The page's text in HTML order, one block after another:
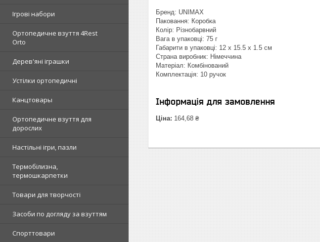
Ігрові набори
Ортопедичне взуття 4Rest
Orto
Дерев'яні іграшки
Устілки ортопедичні
Канцтовары
Ортопедичне взуття для
дорослих
Настільні ігри, пазли
Термобілизна,
термошкарпетки
Товари для творчості
Засоби по догляду за взуттям
Спорттовари
Бренд: UNIMAX
Паковання: Коробка
Колір: Різнобарвний
Вага в упаковці: 75 г
Габарити в упаковці: 12 x 15.5 x 1.5 см
Страна виробник: Німеччина
Матеріал: Комбінований
Комплектація: 10 ручок
Інформація для замовлення
Ціна: 164,68 ₴